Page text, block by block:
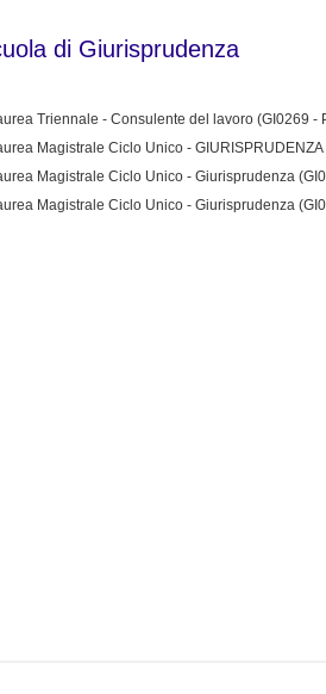
di Giurisprudenza
Triennale - Consulente del lavoro (GI0269 -
Magistrale Ciclo Unico -
Magistrale Ciclo Unico - Giurisprudenza
Magistrale Ciclo Unico - Giurisprudenza